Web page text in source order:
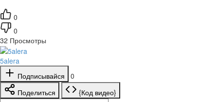
0
0
32 Просмотры
5alera
Подписывайся
0
Поделиться
{Код видео}